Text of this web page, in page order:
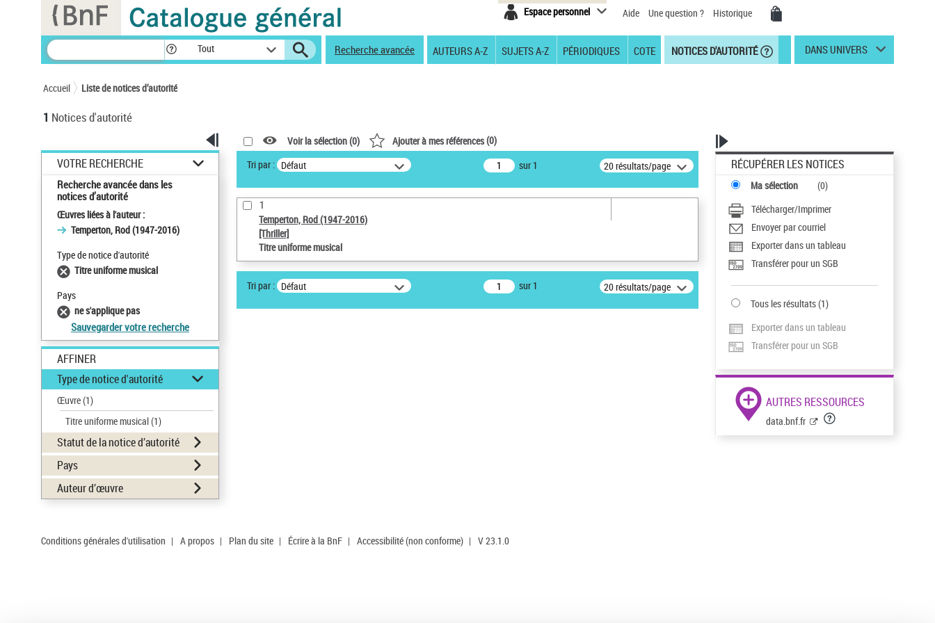
Espace personnel Aide Une question ? Historique
Tout Recherche avancée AUTEURS A-Z SUJETS A-Z PÉRIODIQUES COTE NOTICES D'AUTORITÉ DANS UNIVERS
Accueil Liste de notices d’autorité
1 Notices d'autorité
VOTRE RECHERCHE
Recherche avancée dans les
notices d’autorité
Œuvres liées à l'auteur :
Temperton, Rod (1947-2016)
Type de notice d'autorité
Titre uniforme musical
Pays
ne s'applique pas
Sauvegarder votre recherche
AFFINER
Type de notice d'autorité
Œuvre(1)
Titre uniforme musical(1)
Statut de la notice d’autorité
Pays
Auteur d’œuvre
Voir la sélection (0) Ajouter à mes références(0)
Tri par : Défaut sur 1 20 résultats/page
1
Temperton, Rod (1947-2016)
[Thriller]
Titre uniforme musical
Tri par : Défaut sur 1 20 résultats/page
RÉCUPÉRER LES NOTICES
Ma sélection (0)
Télécharger/Imprimer
Envoyer par courriel
Exporter dans un tableau
Transférer pour un SGB
Tous les résultats(1)
Exporter dans un tableau
Transférer pour un SGB
AUTRES RESSOURCES
data.bnf.fr
Conditions générales d'utilisation | A propos | Plan du site | Écrire à la BnF | Accessibilité (non conforme) | V 23.1.0
Panneau de gestion des cookies